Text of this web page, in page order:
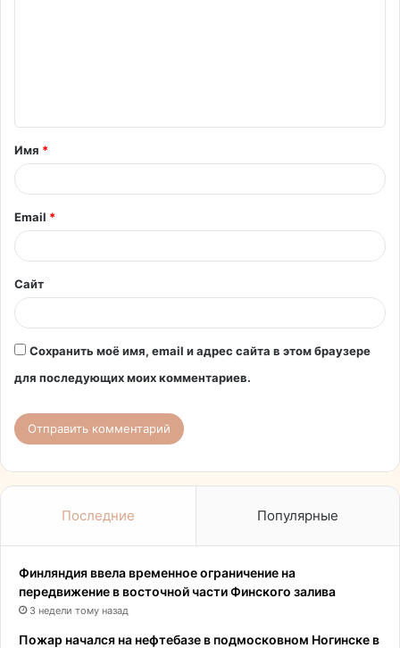
т
а
й
*
Имя *
Email *
Сайт
Сохранить моё имя, email и адрес сайта в этом браузере
для последующих моих комментариев.
Последние Популярные
Финляндия ввела временное ограничение на
передвижение в восточной части Финского залива
3 недели тому назад
Пожар начался на нефтебазе в подмосковном Ногинске в